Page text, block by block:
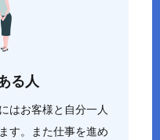
る人
はお客様と自分一人
す。また仕事を進め